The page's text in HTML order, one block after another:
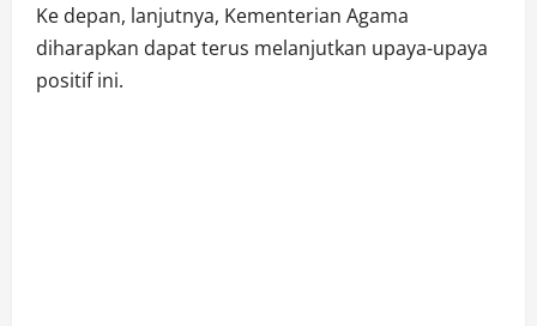
Ke depan, lanjutnya, Kementerian Agama
diharapkan dapat terus melanjutkan upaya-upaya
positif ini.